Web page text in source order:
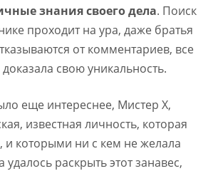
знания своего дела. Поиск
проходит на ура, даже братья
от комментариев, все
свою уникальность.
еще интереснее, Мистер Х,
известная личность, которая
и которыми ни с кем не желала
раскрыть этот занавес,